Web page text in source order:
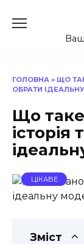
до
ГОЛОВНА » ЩО
ОБРАТИ
Що
історія
ЦІКАВЕ
Зміст